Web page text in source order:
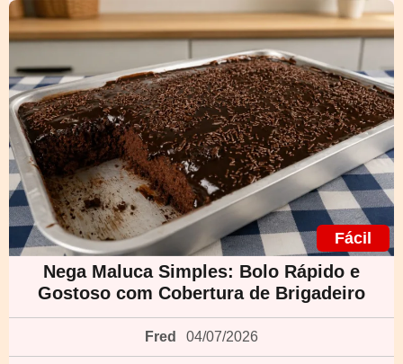
Fácil
Nega Maluca Simples: Bolo Rápido e
Gostoso com Cobertura de Brigadeiro
Fred 04/07/2026